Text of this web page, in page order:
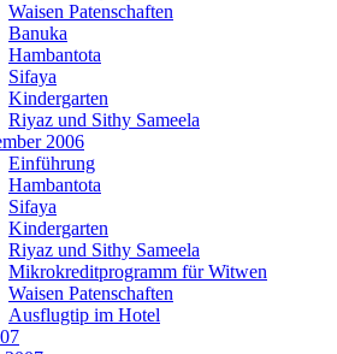
Waisen Patenschaften
Banuka
Hambantota
Sifaya
Kindergarten
Riyaz und Sithy Sameela
2006
Einführung
Hambantota
Sifaya
Kindergarten
Riyaz und Sithy Sameela
Mikrokreditprogramm für Witwen
Waisen Patenschaften
Ausflugtip im Hotel